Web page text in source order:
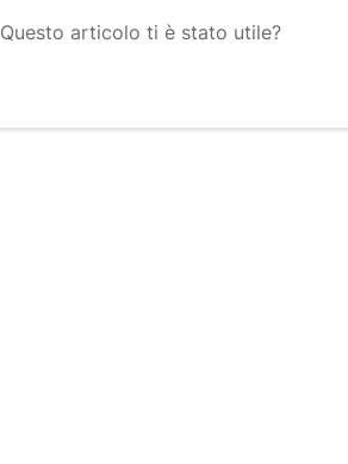
Questo articolo ti è stato utile?